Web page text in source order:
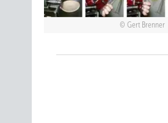
Gert Brenner